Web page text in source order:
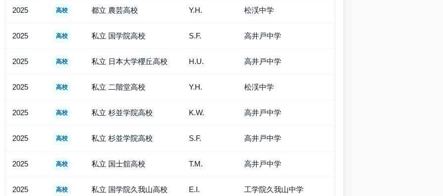
2025 高校 都立 農芸高校 Y.H. 松渓中学
2025 高校 私立 国学院高校 S.F. 高井戸中学
2025 高校 私立 日本大学櫻丘高校 H.U. 高井戸中学
2025 高校 私立 二階堂高校 Y.H. 松渓中学
2025 高校 私立 杉並学院高校 K.W. 高井戸中学
2025 高校 私立 杉並学院高校 S.F. 高井戸中学
2025 高校 私立 国士舘高校 T.M. 高井戸中学
2025 高校 私立 国学院久我山高校 E.I. 工学院久我山中学